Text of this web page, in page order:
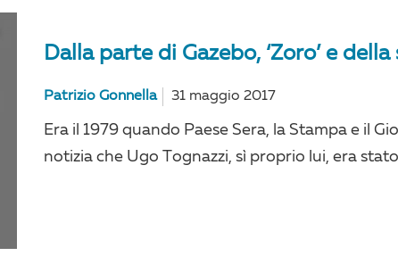
Dalla parte di Gazebo, ‘Zoro’ e
Patrizio Gonnella 31 maggio 2017
Era il 1979 quando Paese Sera, la Stampa e il
notizia che Ugo Tognazzi, sì proprio lui, era